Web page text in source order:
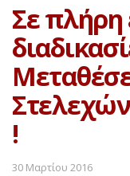
Σε πλήρη
!
30 Μαρτίου 2016